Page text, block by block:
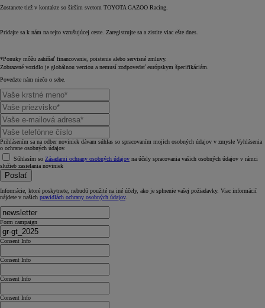
Zostanete tiež v kontakte so širším svetom TOYOTA GAZOO Racing.
Pridajte sa k nám na tejto vzrušujúcej ceste. Zaregistrujte sa a zistite viac ešte dnes.
*Ponuky môžu zahŕňať financovanie, poistenie alebo servisné zmluvy.
Zobrazené vozidlo je globálnou verziou a nemusí zodpovedať európskym špecifikáciám.
Povedzte nám niečo o sebe.
Prihlásením sa na odber noviniek dávam súhlas so spracovaním mojich osobných údajov v zmysle Vyhlásenia
o ochrane osobných údajov.
Súhlasím so Zásadami ochrany osobných údajov na účely spracovania vašich osobných údajov v rámci
služieb zasielania noviniek
Poslať
Informácie, ktoré poskytnete, nebudú použité na iné účely, ako je splnenie vašej požiadavky. Viac informácií
nájdete v našich pravidlách ochrany osobných údajov.
Form campaign
Consent Info
Consent Info
Consent Info
Consent Info